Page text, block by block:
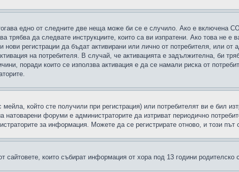
едно от следните две неща може би се е случило. Ако е включена
трябва да следвате инструкциите, които са ви изпратени. Ако това не
регистрации да бъдат активирани или лично от потребителя, или от
на потребителя. В случай, че активацията е задължителна, би
поради които се използва активация е да се намали риска от
който сте получили при регистрация) или потребителят ви е бил
форуми е администраторите да изтриват периодично
за информация. Можете да се регистрирате отново, и този път
които събират информация от хора под 13 години родителско